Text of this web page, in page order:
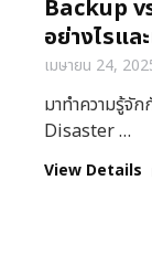
Backup
อย่างไรแล
เมษายน 24,
มาทำความรู้จั
Disaster …
View Details